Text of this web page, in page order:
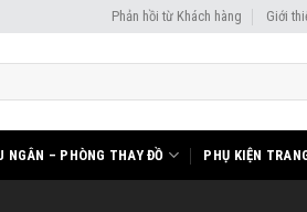
Phản hồi từ Khách hàng Giới
NGÂN – PHÒNG THAY ĐỒ PHỤ KIỆN